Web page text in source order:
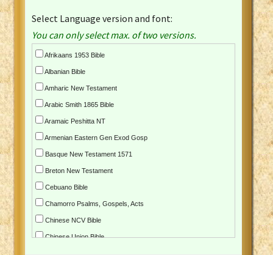
Select Language version and font:
You can only select max. of two versions.
Afrikaans 1953 Bible
Albanian Bible
Amharic New Testament
Arabic Smith 1865 Bible
Aramaic Peshitta NT
Armenian Eastern Gen Exod Gosp
Basque New Testament 1571
Breton New Testament
Cebuano Bible
Chamorro Psalms, Gospels, Acts
Chinese NCV Bible
Chinese Union Bible